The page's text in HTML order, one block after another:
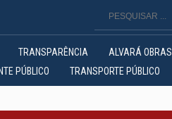
TRANSPARÊNCIA ALVARÁ OBRAS
PÚBLICO TRANSPORTE PÚBLICO